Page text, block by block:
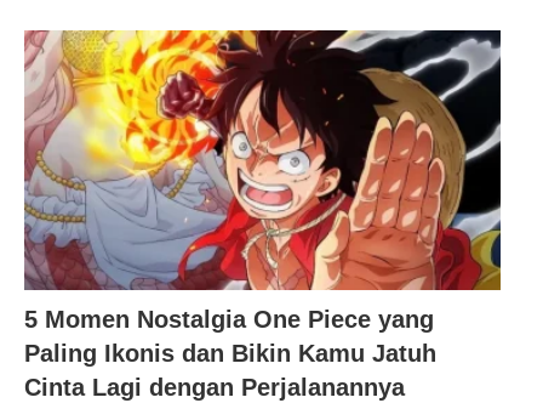
5 Momen Nostalgia One Piece yang
Paling Ikonis dan Bikin Kamu Jatuh
Cinta Lagi dengan Perjalanannya